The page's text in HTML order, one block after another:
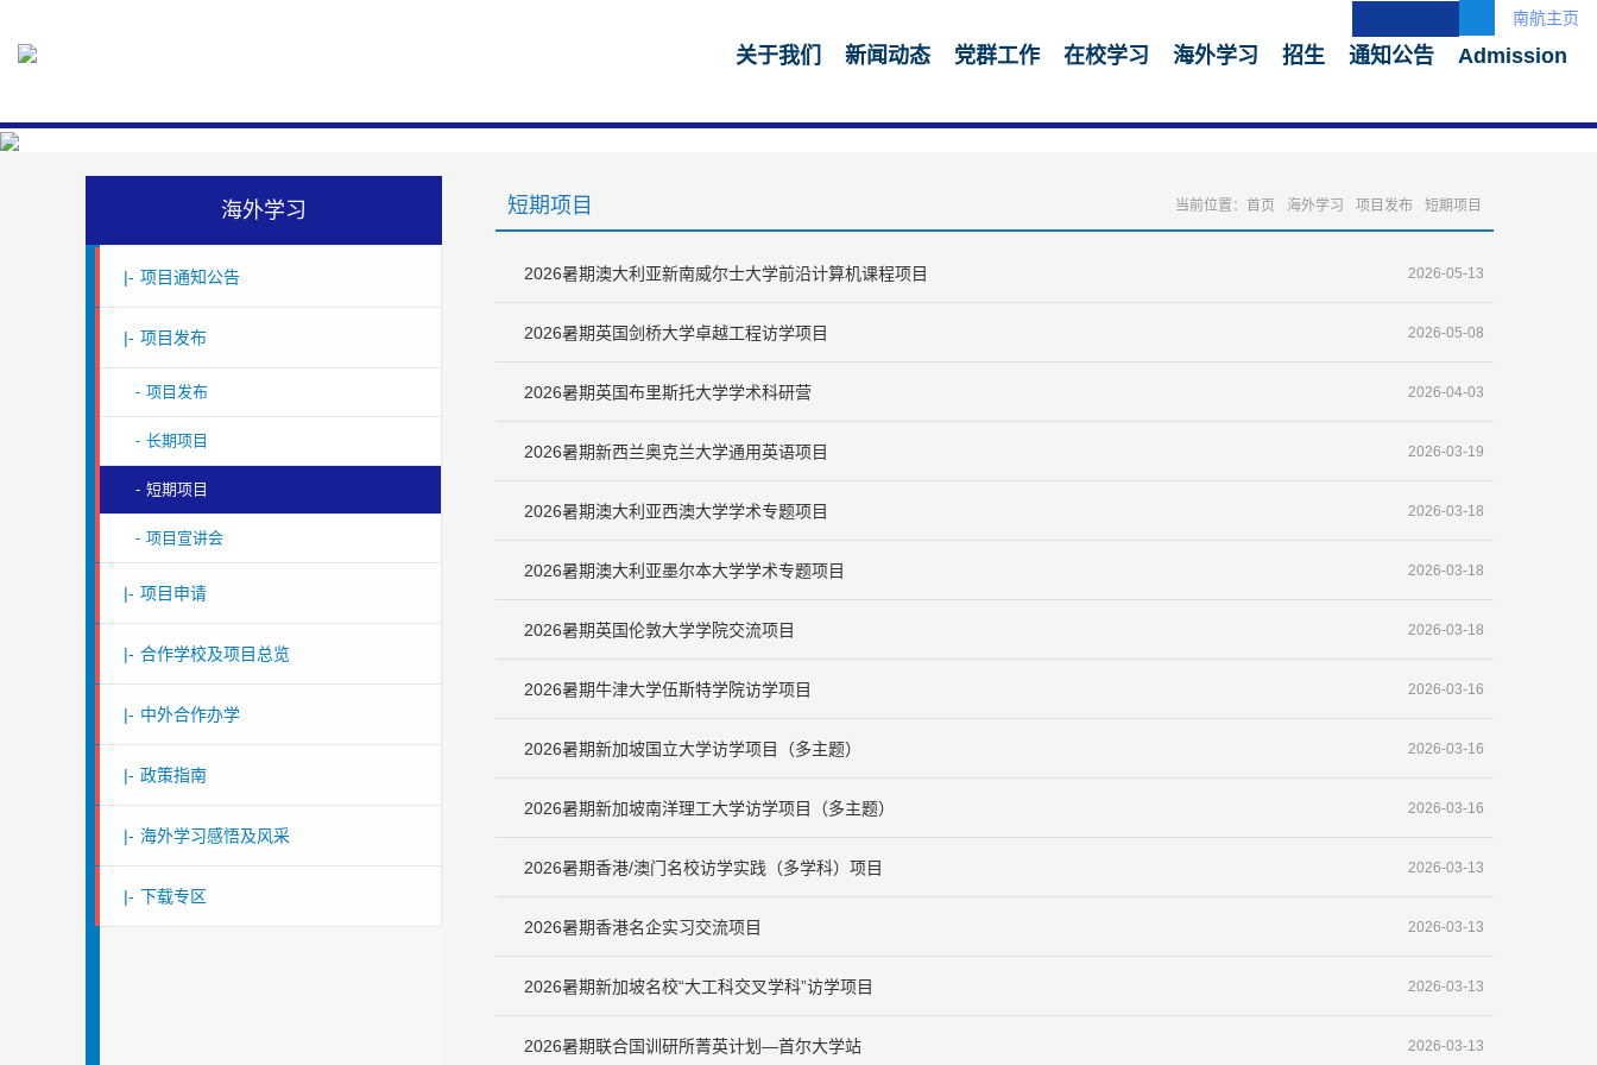
南航主页
关于我们 新闻动态 党群工作 在校学习 海外学习 招生 通知公告 Admission
海外学习
|- 项目通知公告
|- 项目发布
- 项目发布
- 长期项目
- 短期项目
- 项目宣讲会
|- 项目申请
|- 合作学校及项目总览
|- 中外合作办学
|- 政策指南
|- 海外学习感悟及风采
|- 下载专区
短期项目 当前位置： 首页 海外学习 项目发布 短期项目
2026暑期澳大利亚新南威尔士大学前沿计算机课程项目 2026-05-13
2026暑期英国剑桥大学卓越工程访学项目 2026-05-08
2026暑期英国布里斯托大学学术科研营 2026-04-03
2026暑期新西兰奥克兰大学通用英语项目 2026-03-19
2026暑期澳大利亚西澳大学学术专题项目 2026-03-18
2026暑期澳大利亚墨尔本大学学术专题项目 2026-03-18
2026暑期英国伦敦大学学院交流项目 2026-03-18
2026暑期牛津大学伍斯特学院访学项目 2026-03-16
2026暑期新加坡国立大学访学项目（多主题） 2026-03-16
2026暑期新加坡南洋理工大学访学项目（多主题） 2026-03-16
2026暑期香港/澳门名校访学实践（多学科）项目 2026-03-13
2026暑期香港名企实习交流项目 2026-03-13
2026暑期新加坡名校“大工科交叉学科”访学项目 2026-03-13
2026暑期联合国训研所菁英计划—首尔大学站 2026-03-13